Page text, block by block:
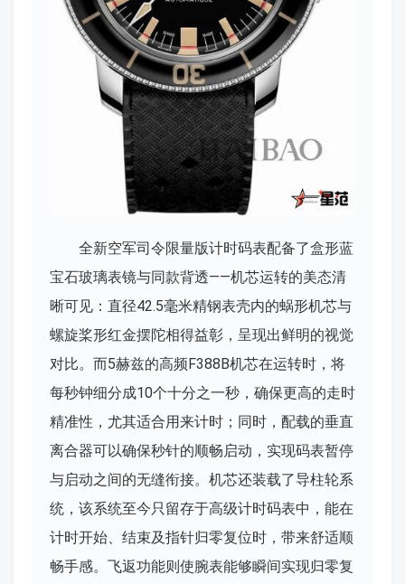
全新空军司令限量版计时码表配备了盒形蓝
宝石玻璃表镜与同款背透——机芯运转的美态清
晰可见：直径42.5毫米精钢表壳内的蜗形机芯与
螺旋桨形红金摆陀相得益彰，呈现出鲜明的视觉
对比。而5赫兹的高频F388B机芯在运转时，将
每秒钟细分成10个十分之一秒，确保更高的走时
精准性，尤其适合用来计时；同时，配载的垂直
离合器可以确保秒针的顺畅启动，实现码表暂停
与启动之间的无缝衔接。机芯还装载了导柱轮系
统，该系统至今只留存于高级计时码表中，能在
计时开始、结束及指针归零复位时，带来舒适顺
畅手感。飞返功能则使腕表能够瞬间实现归零复